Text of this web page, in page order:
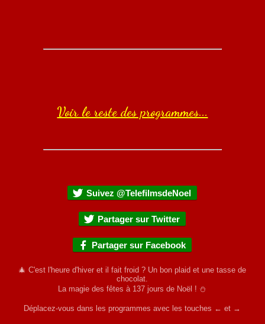
Voir le reste des programmes...
Suivez @TelefilmsdeNoel
Partager sur Twitter
Partager sur Facebook
🎄 C'est l'heure d'hiver et il fait froid ? Un bon plaid et une tasse de
chocolat.
La magie des fêtes à 137 jours de Noël ! ⛄
Déplacez-vous dans les programmes avec les touches ← et →